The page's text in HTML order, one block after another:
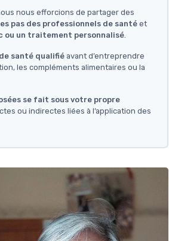
nous efforcions de partager des
pas des professionnels de santé et
ou un traitement personnalisé
santé qualifiéavant d’entreprendre
les compléments alimentaires ou la
se fait sous votre propre
ou indirectes liées à l’application des